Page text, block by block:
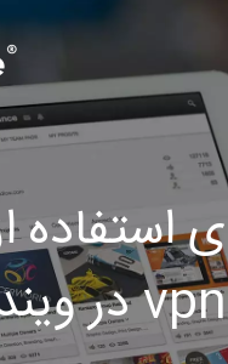
vpn در ویندوز